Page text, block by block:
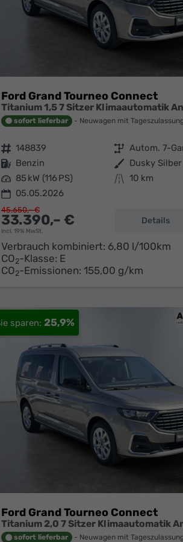
Ford Grand Tourneo Connect
sofort lieferbar Neuwagen mit Tageszulassung
Fahrzeugnr. 148839 Getriebe Autom. 7-
Kraftstoff Benzin Außenfarbe Dusky
Leistung 85 kW (116 PS) Kilometerstand 10 km
05.05.2026
33.390,– €
incl. 19% MwSt.
45.650,– €
Details
Verbrauch kombiniert: 6,80 l/100km
CO2-Klasse: E
CO2-Emissionen: 155,00 g/km
25,9%
Ford Grand Tourneo Connect
sofort lieferbar Neuwagen mit Tageszulassung